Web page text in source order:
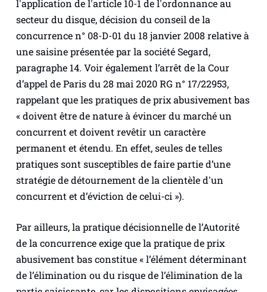
l'application de l'article 10-1 de l'ordonnance au
secteur du disque, décision du conseil de la
concurrence n° 08-D-01 du 18 janvier 2008 relative à
une saisine présentée par la société Segard,
paragraphe 14. Voir également l’arrêt de la Cour
d’appel de Paris du 28 mai 2020 RG n° 17/22953,
rappelant que les pratiques de prix abusivement bas
« doivent être de nature à évincer du marché un
concurrent et doivent revêtir un caractère
permanent et étendu. En effet, seules de telles
pratiques sont susceptibles de faire partie d’une
stratégie de détournement de la clientèle d'un
concurrent et d’éviction de celui-ci »).
Par ailleurs, la pratique décisionnelle de l’Autorité
de la concurrence exige que la pratique de prix
abusivement bas constitue «l’élément déterminant
de l’élimination ou du risque de l’élimination de la